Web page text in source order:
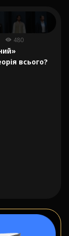
480
всього?